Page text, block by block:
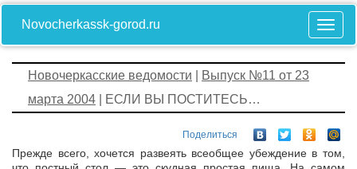
Novocherkassk-gorod.ru
Новочеркасские ведомости
Выпуск №11 от 23
марта 2004 | ЕСЛИ ВЫ ПОСТИТЕСЬ…
Поделиться
Прежде всего, хочется развеять всеобщее убеждение в том,